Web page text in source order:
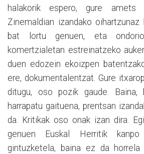
halakorik espero, gure amets
Zinemaldian izandako oihartzunaz
bat lortu genuen, eta
komertzialetan estreinatzeko
duen edozein ekoizpen
ere, dokumentalentzat. Gure
ditugu, oso pozik gaude. Baina,
harrapatu gaituena, prentsan
da. Kritikak oso onak izan dira.
genuen Euskal Herritik
gintuzketela, baina ez da horrela